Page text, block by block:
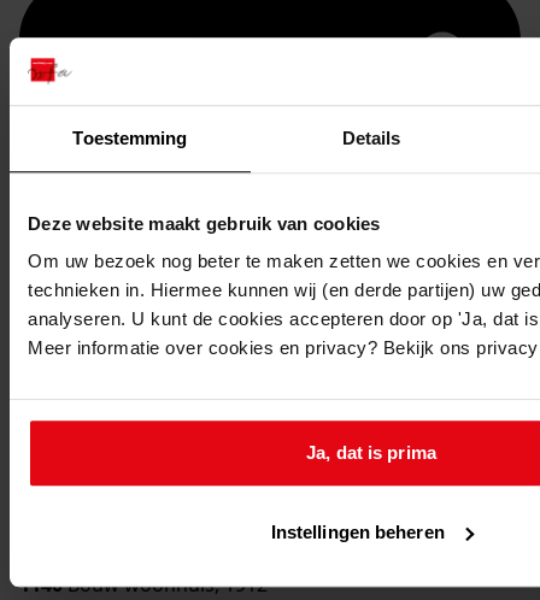
Toestemming Details
Deze website maakt gebruik van cookies
Om uw bezoek nog beter te maken zetten we cookies en
technieken in. Hiermee kunnen wij (en derde partijen) uw
analyseren. U kunt de cookies accepteren door op 'Ja, dat
Meer informatie over cookies en privacy? Bekijk ons
Ja, dat is prima
Instellingen beheren
Printen
duurzaam webadres
Inventaris
1140Bouw woonhuis, 1912